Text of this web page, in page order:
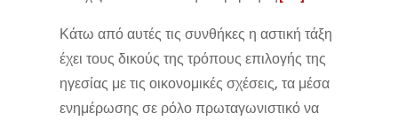
Κάτω από αυτές τις συνθήκες η αστική τάξη
έχει τους δικούς της τρόπους επιλογής της
ηγεσίας με τις οικονομικές σχέσεις, τα μέσα
ενημέρωσης σε ρόλο πρωταγωνιστικό να